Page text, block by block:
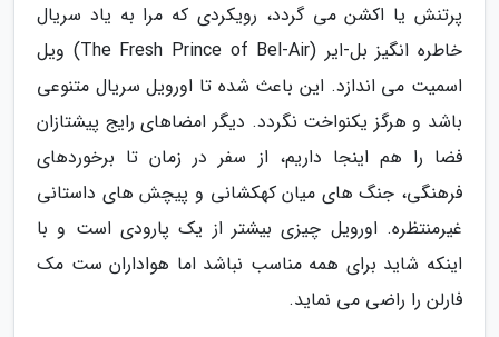
پرتنش یا اکشن می گردد، رویکردی که مرا به یاد سریال
خاطره انگیز بل-ایر (The Fresh Prince of Bel-Air) ویل
اسمیت می اندازد. این باعث شده تا اورویل سریال متنوعی
باشد و هرگز یکنواخت نگردد. دیگر امضاهای رایج پیشتازان
فضا را هم اینجا داریم، از سفر در زمان تا برخوردهای
فرهنگی، جنگ های میان کهکشانی و پیچش های داستانی
غیرمنتظره. اورویل چیزی بیشتر از یک پارودی است و با
اینکه شاید برای همه مناسب نباشد اما هواداران ست مک
فارلن را راضی می نماید.